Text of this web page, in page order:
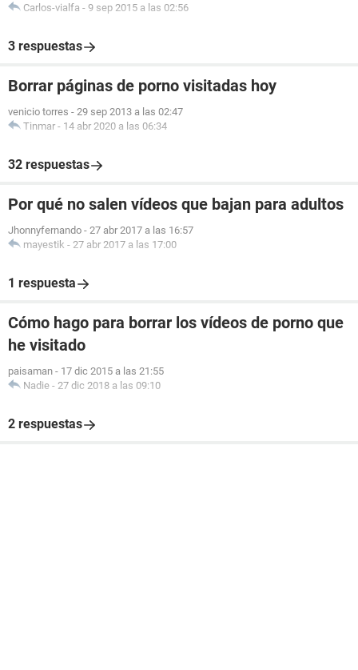
Carlos-vialfa - 9 sep 2015 a las 02:56
3 respuestas
Borrar páginas de porno visitadas hoy
venicio torres - 29 sep 2013 a las 02:47
Tinmar - 14 abr 2020 a las 06:34
32 respuestas
Por qué no salen vídeos que bajan para adultos
Jhonnyfernando - 27 abr 2017 a las 16:57
mayestik - 27 abr 2017 a las 17:00
1 respuesta
Cómo hago para borrar los vídeos de porno que
he visitado
paisaman - 17 dic 2015 a las 21:55
Nadie - 27 dic 2018 a las 09:10
2 respuestas